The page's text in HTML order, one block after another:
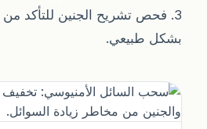
3. فحص تشريح الجنين للتأكد من
بشكل طبيعي.